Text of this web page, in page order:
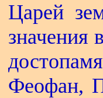
Царей
значения
Феофан,